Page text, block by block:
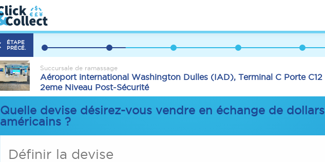
ÉTAPE
PRÉCÉ.
Succursale de ramassage
Aéroport international Washington Dulles (IAD), Terminal C Porte C12
2eme Niveau Post-Sécurité
Quelle devise désirez-vous vendre en échange de dollars
américains ?
Définir la devise